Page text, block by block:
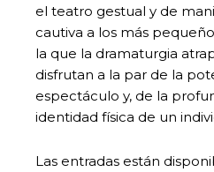
el teatro gestual y de
cautiva a los más
la que la dramaturgia
disfrutan a la par de la
espectáculo y, de la
identidad física de un
Las entradas están